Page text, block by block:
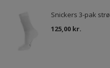
Snickers 3-pak
125,00 kr.